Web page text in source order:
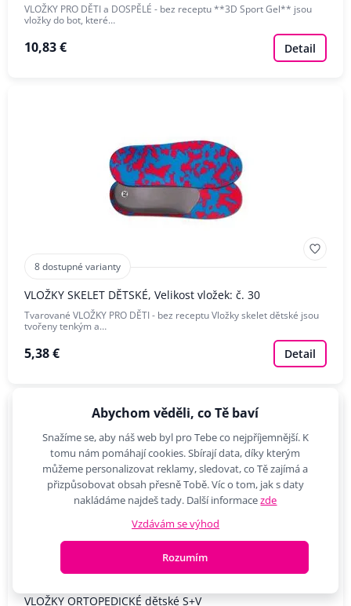
VLOŽKY PRO DĚTI a DOSPĚLÉ - bez receptu **3D Sport Gel** jsou
vložky do bot, které…
10,83 € Detail
8 dostupné varianty
VLOŽKY SKELET DĚTSKÉ, Velikost vložek: č. 30
Tvarované VLOŽKY PRO DĚTI - bez receptu Vložky skelet dětské jsou
tvořeny tenkým a…
5,38 € Detail
19 dostupné varianty
VLOŽKY ORTOPEDICKÉ dětské S+V
Abychom věděli, co Tě baví
Snažíme se, aby náš web byl pro Tebe co nejpříjemnější. K
tomu nám pomáhají cookies. Sbírají data, díky kterým
můžeme personalizovat reklamy, sledovat, co Tě zajímá a
přizpůsobovat obsah přesně Tobě. Víc o tom, jak s daty
nakládáme najdeš tady. Další informacezde
Vzdávám se výhod
Rozumím